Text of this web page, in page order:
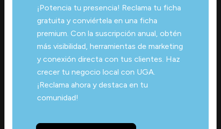
¡Potencia tu presencia! Reclama tu ficha
gratuita y conviértela en una ficha
premium. Con la suscripción anual, obtén
más visibilidad, herramientas de marketing
y conexión directa con tus clientes. Haz
crecer tu negocio local con UGA.
¡Reclama ahora y destaca en tu
comunidad!